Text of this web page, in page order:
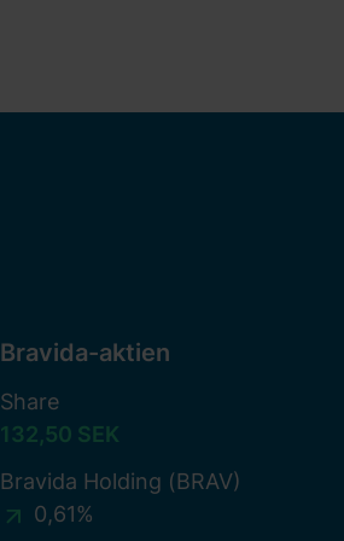
Bravida-aktien
Share
132,50 SEK
Bravida Holding (BRAV)
0,61%